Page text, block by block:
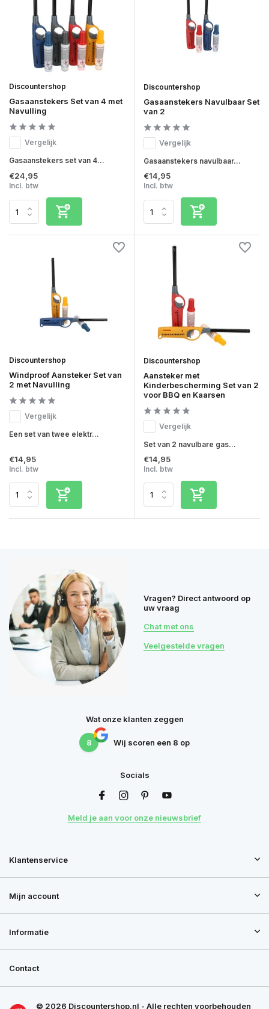
Discountershop
Gasaanstekers Set van 4 met
Navulling
Vergelijk
Gasaanstekers set van 4...
€24,95
Incl. btw
Discountershop
Gasaanstekers Navulbaar Set
van 2
Vergelijk
Gasaanstekers navulbaar...
€14,95
Incl. btw
Discountershop
Windproof Aansteker Set van
2 met Navulling
Vergelijk
Een set van twee elektr...
€14,95
Incl. btw
Discountershop
Aansteker met
Kinderbescherming Set van 2
voor BBQ en Kaarsen
Vergelijk
Set van 2 navulbare gas...
€14,95
Incl. btw
Vragen? Direct antwoord op
uw vraag
Chat met ons
Veelgestelde vragen
Wat onze klanten zeggen
8 Wij scoren een 8 op
Socials
Meld je aan voor onze nieuwsbrief
Klantenservice
Mijn account
Informatie
Contact
© 2026 Discountershop.nl - Alle rechten voorbehouden